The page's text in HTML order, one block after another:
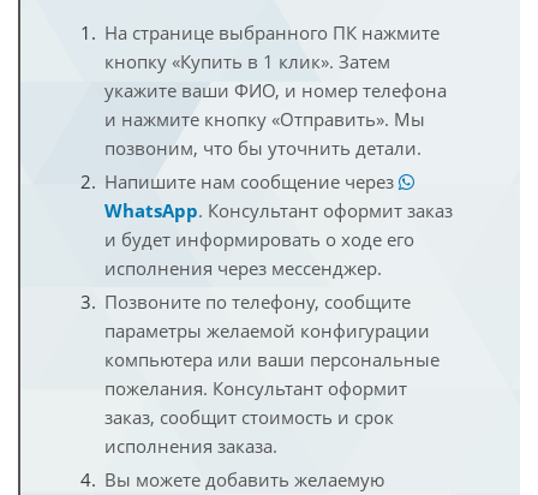
На странице выбранного ПК нажмите
кнопку «Купить в 1 клик». Затем
укажите ваши ФИО, и номер телефона
и нажмите кнопку «Отправить». Мы
позвоним, что бы уточнить детали.
Напишите нам сообщение через
WhatsApp. Консультант оформит заказ
и будет информировать о ходе его
исполнения через мессенджер.
Позвоните по телефону, сообщите
параметры желаемой конфигурации
компьютера или ваши персональные
пожелания. Консультант оформит
заказ, сообщит стоимость и срок
исполнения заказа.
Вы можете добавить желаемую